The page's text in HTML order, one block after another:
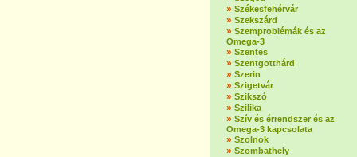
» Székesfehérvár
» Szekszárd
» Szemproblémák és az
Omega-3
» Szentes
» Szentgotthárd
» Szerin
» Szigetvár
» Szikszó
» Szilika
» Szív és érrendszer és az
Omega-3 kapcsolata
» Szolnok
» Szombathely